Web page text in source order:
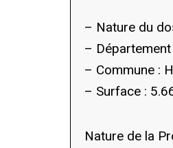
– Nature du
– Département
– Commune :
– Surface :
Nature de la